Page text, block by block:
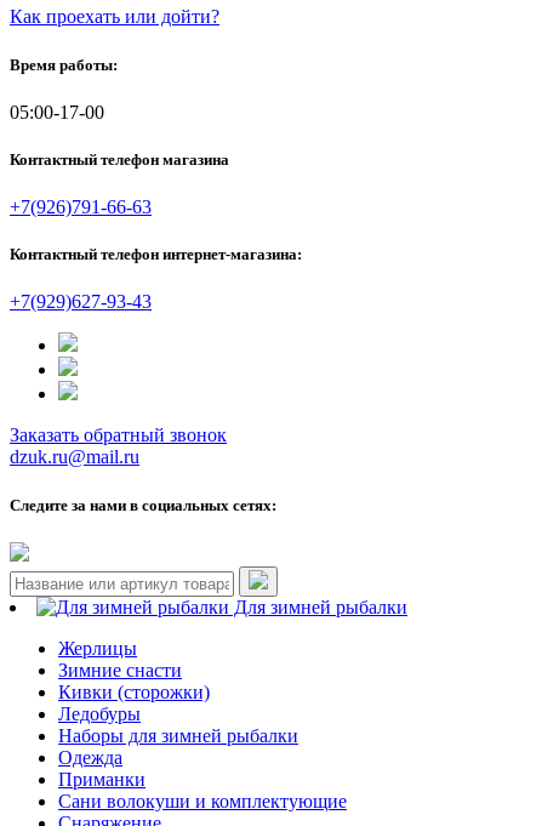
Как проехать или дойти?
Время работы:
05:00-17-00
Контактный телефон магазина
+7(926)791-66-63
Контактный телефон интернет-магазина:
+7(929)627-93-43
Заказать обратный звонок
dzuk.ru@mail.ru
Следите за нами в социальных сетях:
Для зимней рыбалки
Жерлицы
Зимние снасти
Кивки (сторожки)
Ледобуры
Наборы для зимней рыбалки
Одежда
Приманки
Сани волокуши и комплектующие